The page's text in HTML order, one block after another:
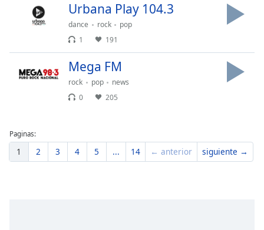
Close
Dialog
Urbana Play 104.3
dance rock
pop
1
191
Mega FM
rock pop
news
0
205
Paginas:
1 2 3 4 5 ... 14 ← anterior siguiente →